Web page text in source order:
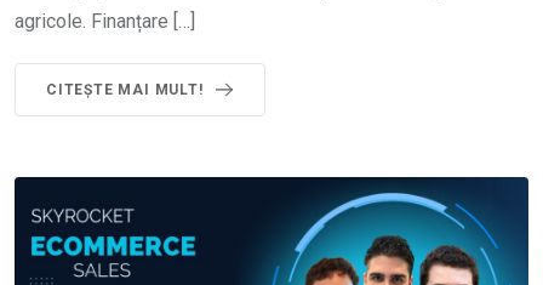
agricole. Finanțare […]
CITEȘTE MAI MULT!